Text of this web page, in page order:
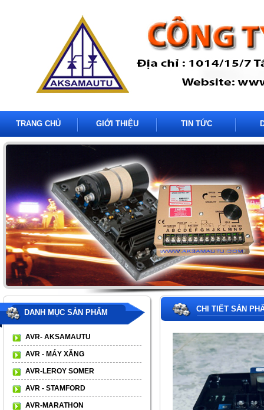
TRANG CHỦ GIỚI THIỆU TIN TỨC
DANH MỤC SẢN PHẨM
AVR- AKSAMAUTU
AVR - MÁY XĂNG
AVR-LEROY SOMER
AVR - STAMFORD
AVR-MARATHON
CHI TIẾT SẢN